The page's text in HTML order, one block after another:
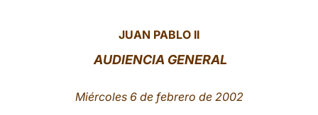
JUAN PABLO II
AUDIENCIA GENERAL
Miércoles 6 de febrero de 2002